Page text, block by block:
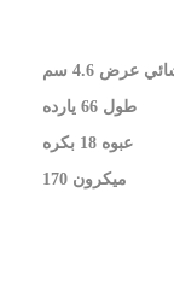
عرض 4.6 سم
طول 66 يارده
عبوه 18 بكره
​170 ميكرون